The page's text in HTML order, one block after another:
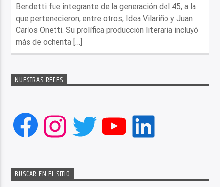
Bendetti fue integrante de la generación del 45, a la
que pertenecieron, entre otros, Idea Vilariño y Juan
Carlos Onetti. Su prolífica producción literaria incluyó
más de ochenta […]
NUESTRAS REDES
Facebook
Instagram
Twitter
YouTube
LinkedIn
BUSCAR EN EL SITIO